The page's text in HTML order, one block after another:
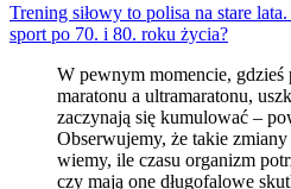
Trening siłowy to polisa na stare
sport po 70. i 80. roku życia?
W pewnym momencie, gdzieś
maratonu a ultramaratonu,
zaczynają się kumulować –
Obserwujemy, że takie
wiemy, ile czasu organizm
czy mają one długofalowe